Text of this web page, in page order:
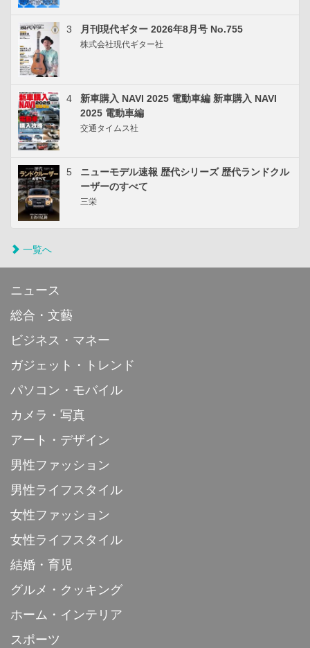
3 月刊現代ギター 2026年8月号 No.755
株式会社現代ギター社
4
新車購入 NAVI 2025 電動車編 新車購入 NAVI
2025 電動車編
交通タイムス社
5
ニューモデル速報 歴代シリーズ 歴代ランドクル
ーザーのすべて
三栄
一覧へ
ニュース
総合・文藝
ビジネス・マネー
ガジェット・トレンド
パソコン・モバイル
カメラ・写真
アート・デザイン
男性ファッション
男性ライフスタイル
女性ファッション
女性ライフスタイル
結婚・育児
グルメ・クッキング
ホーム・インテリア
スポーツ